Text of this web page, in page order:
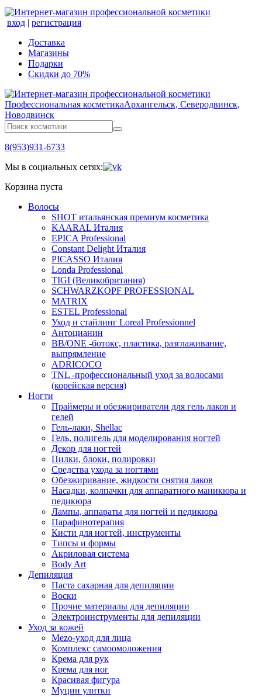
вход | регистрация
Доставка
Магазины
Подарки
Скидки до 70%
Профессиональная косметикаАрхангельск, Северодвинск,
Новодвинск
8(953)931-6733
Мы в социальных сетях:
Корзина пуста
Волосы
SHOT итальянская премиум косметика
KAARAL Италия
EPICA Professional
Constant Delight Италия
PICASSO Италия
Londa Professional
TIGI (Великобритания)
SCHWARZKOPF PROFESSIONAL
MATRIX
ESTEL Professional
Уход и стайлинг Loreal Professionnel
Антоцианин
BB/ONE -ботокс, пластика, разглаживание,
выпрямление
ADRICOCO
TNL -профессиональный уход за волосами
(корейская версия)
Ногти
Праймеры и обезжириватели для гель лаков и
гелей
Гель-лаки, Shellac
Гель, полигель для моделирования ногтей
Декор для ногтей
Пилки, блоки, полировки
Средства ухода за ногтями
Обезжиривание, жидкости снятия лаков
Насадки, колпачки для аппаратного маникюра и
педикюра
Лампы, аппараты для ногтей и педикюра
Парафинотерапия
Кисти для ногтей, инструменты
Типсы и формы
Акриловая система
Body Art
Депиляция
Паста сахарная для депиляции
Воски
Прочие материалы для депиляции
Электроинструменты для депиляции
Уход за кожей
Mezo-уход для лица
Комплекс самоомоложения
Крема для рук
Крема для ног
Красивая фигура
Муцин улитки